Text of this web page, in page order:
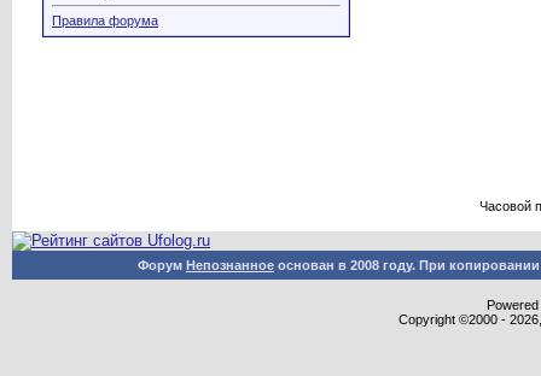
Правила форума
Часовой
Форум Непознанное основан в 2008 году. При
Copyright ©2000 -